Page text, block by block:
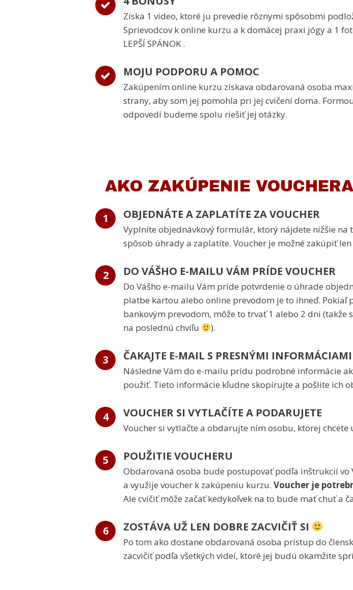
Získa 1 video, ktoré ju prevedie rôznymi spôsobmi
Sprievodcov k online kurzu a k domácej praxi jógy a 1
LEPŠÍ SPÁNOK .
MOJU PODPORU A POMOC
Zakúpením online kurzu získava obdarovaná osoba
strany, aby som jej pomohla pri jej cvičení doma.
odpovedí budeme spolu riešiť jej otázky.
AKO ZAKÚPENIE
1 OBJEDNÁTE A ZAPLATÍTE ZA VOUCHER
Vyplníte objednávkový formulár, ktorý nájdete nižšie na
spôsob úhrady a zaplatíte. Voucher je možné zakúpiť len
2 DO VÁŠHO E-MAILU VÁM PRÍDE VOUCHER
Do Vášho e-mailu Vám príde potvrdenie o úhrade
platbe kartou alebo online prevodom je to ihneď. Pokiaľ
bankovým prevodom, môže to trvať 1 alebo 2 dni (takže
na poslednú chvíľu
).
3 ČAKAJTE E-MAIL S PRESNÝMI INFORMÁCIAMI
Následne Vám do e-mailu prídu podrobné informácie
použiť. Tieto informácie kľudne skopírujte a pošlite ich
4 VOUCHER SI VYTLAČÍTE A PODARUJETE
Voucher si vytlačte a obdarujte ním osobu, ktorej
5 POUŽITIE VOUCHERU
Obdarovaná osoba bude postupovať podľa inštrukcií vo
a využije voucher k zakúpeniu kurzu. Voucher je
Ale cvičiť môže začať kedykoľvek na to bude mať chuť a
6 ZOSTÁVA UŽ LEN DOBRE ZACVIČIŤ SI
Po tom ako dostane obdarovaná osoba prístup do
zacvičiť podľa všetkých videí, ktoré jej budú okamžite